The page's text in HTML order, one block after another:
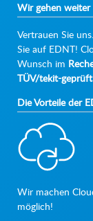
Wir gehen
Vertrauen Sie
Sie auf EDNT!
Wunsch im
TÜV/tekit-
Die Vorteile der
Wir machen
möglich!